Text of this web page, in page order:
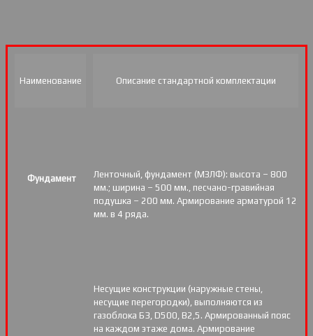
Наименование Описание стандартной комплектации
Фундамент
Ленточный, фундамент (МЗЛФ): высота – 800
мм.; ширина – 500 мм., песчано-гравийная
подушка – 200 мм. Армирование арматурой 12
мм. в 4 ряда.
Несущие конструкции (наружные стены,
несущие перегородки), выполняются из
газоблока Б3, D500, В2,5. Армированный пояс
на каждом этаже дома. Армирование